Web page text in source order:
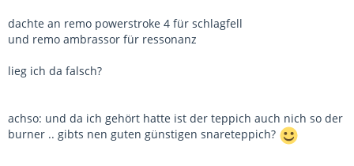
dachte an remo powerstroke 4 für schlagfell
und remo ambrassor für ressonanz
lieg ich da falsch?
achso: und da ich gehört hatte ist der teppich auch nich so der
burner .. gibts nen guten günstigen snareteppich?